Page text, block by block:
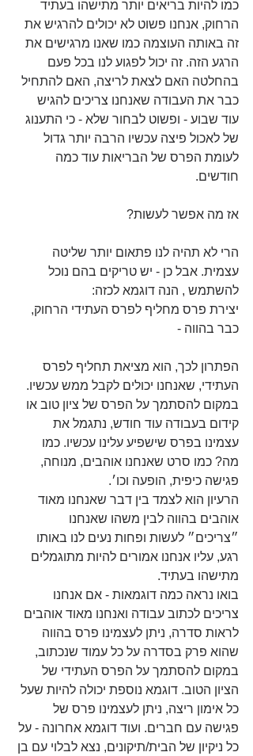
כמו להיות בריאים יותר מתישהו בעתיד
הרחוק, אנחנו פשוט לא יכולים להרגיש את
זה באותה העוצמה כמו שאנו מרגישים את
הרגע הזה. זה יכול לפגוע לנו בכל פעם
בהחלטה האם לצאת לריצה, האם להתחיל
כבר את העבודה שאנחנו צריכים להגיש
עוד שבוע - ופשוט לבחור שלא - כי התענוג
של לאכול פיצה עכשיו הרבה יותר גדול
לעומת הפרס של הבריאות עוד כמה
חודשים.
אז מה אפשר לעשות?
הרי לא תהיה לנו פתאום יותר שליטה
עצמית. אבל כן - יש טריקים בהם נוכל
להשתמש , הנה דוגמא לכזה:
יצירת פרס מחליף לפרס העתידי הרחוק,
כבר בהווה -
הפתרון לכך, הוא מציאת תחליף לפרס
העתידי, שאנחנו יכולים לקבל ממש עכשיו.
במקום להסתמך על הפרס של ציון טוב או
קידום בעבודה עוד חודש, נתגמל את
עצמינו בפרס שישפיע עלינו עכשיו. כמו
מה? כמו סרט שאנחנו אוהבים, מנוחה,
פגישה כיפית, הופעה וכו׳.
הרעיון הוא לצמד בין דבר שאנחנו מאוד
אוהבים בהווה לבין משהו שאנחנו
״צריכים״ לעשות ופחות נעים לנו באותו
רגע, עליו אנחנו אמורים להיות מתוגמלים
מתישהו בעתיד.
בואו נראה כמה דוגמאות - אם אנחנו
צריכים לכתוב עבודה ואנחנו מאוד אוהבים
לראות סדרה, ניתן לעצמינו פרס בהווה
שהוא פרק בסדרה על כל עמוד שנכתוב,
במקום להסתמך על הפרס העתידי של
הציון הטוב. דוגמא נוספת יכולה להיות שעל
כל אימון ריצה, ניתן לעצמינו פרס של
פגישה עם חברים. ועוד דוגמא אחרונה - על
כל ניקיון של הבית/תיקונים, נצא לבלוי עם בן